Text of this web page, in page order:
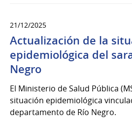
21/12/2025
Actualización de la
epidemiológica del
Negro
El Ministerio de Salud Pública
situación epidemiológica
departamento de Río Negro.